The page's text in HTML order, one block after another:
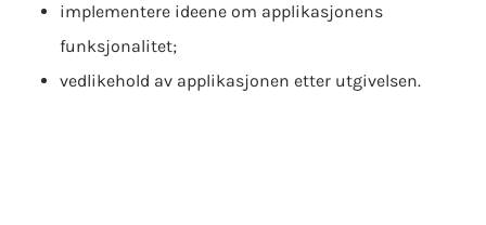
implementere ideene om applikasjonens
funksjonalitet;
vedlikehold av applikasjonen etter utgivelsen.